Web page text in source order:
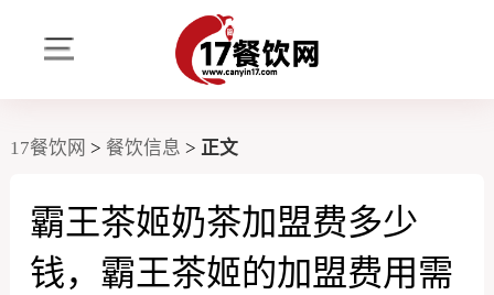
17餐饮网 > 餐饮信息 > 正文
霸王茶姬奶茶加盟费多少
钱，霸王茶姬的加盟费用需